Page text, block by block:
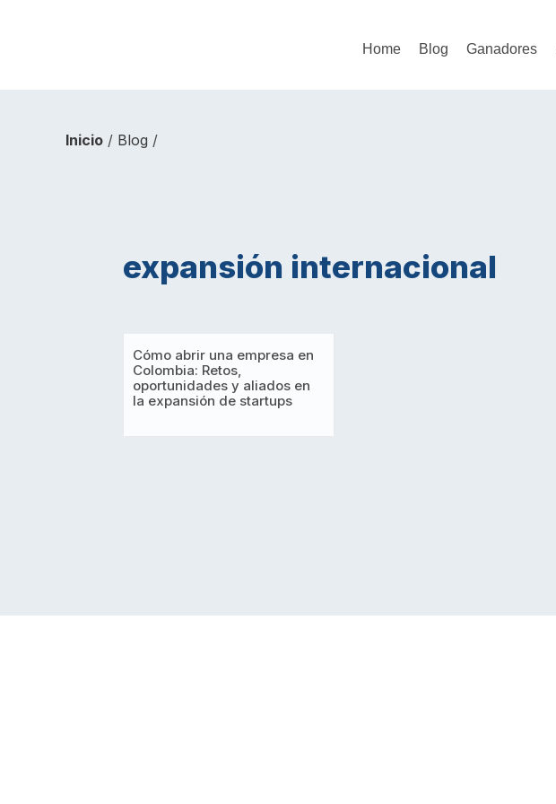
Home Blog Ganadores
Inicio/ Blog /
expansión internacional
Cómo abrir una empresa en
Colombia: Retos,
oportunidades y aliados en
la expansión de startups